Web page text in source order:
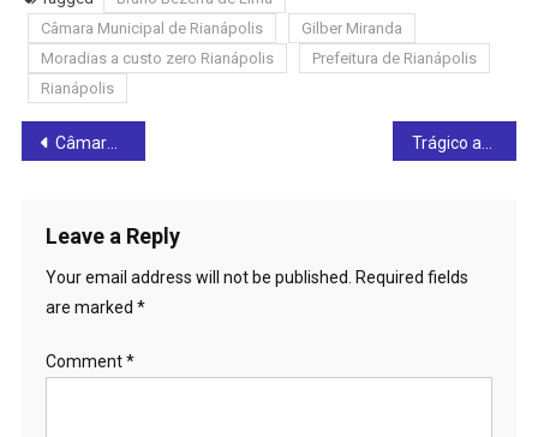
Câmara Municipal de Rianápolis
Gilber Miranda
Moradias a custo zero Rianápolis
Prefeitura de Rianápolis
Rianápolis
Post
Câmara de Rianápolis convida para reunião nesta segunda-feira (19) que irá tratar das moradias a custo zero: confira e participe! Trágico acidente na BR-153, em Rialma, deixa uma pessoa morta e outra em estado grave: veja os detalhes
Leave a Reply
Your email address will not be published. Required fields
are marked *
Comment*